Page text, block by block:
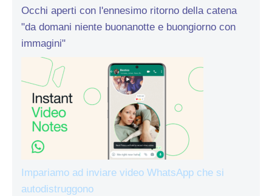
Occhi aperti con l'ennesimo ritorno della catena
"da domani niente buonanotte e buongiorno con
immagini"
Impariamo ad inviare video WhatsApp che si
autodistruggono